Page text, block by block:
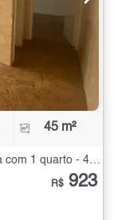
45 m²
Casa Térrea para Alugar na Casa Verde Alta com 1 quarto - 45 m²
R$ 923